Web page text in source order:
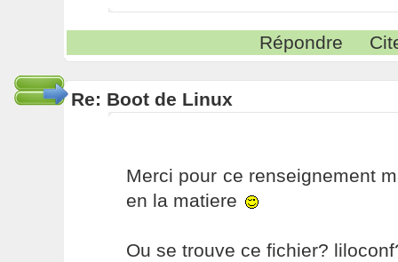
Répondre
Re: Boot de Linux
Merci pour ce renseignement
en la matiere
Ou se trouve ce fichier?